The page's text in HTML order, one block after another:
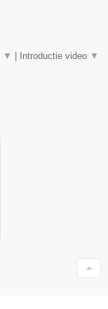
▼ Introductie video ▼